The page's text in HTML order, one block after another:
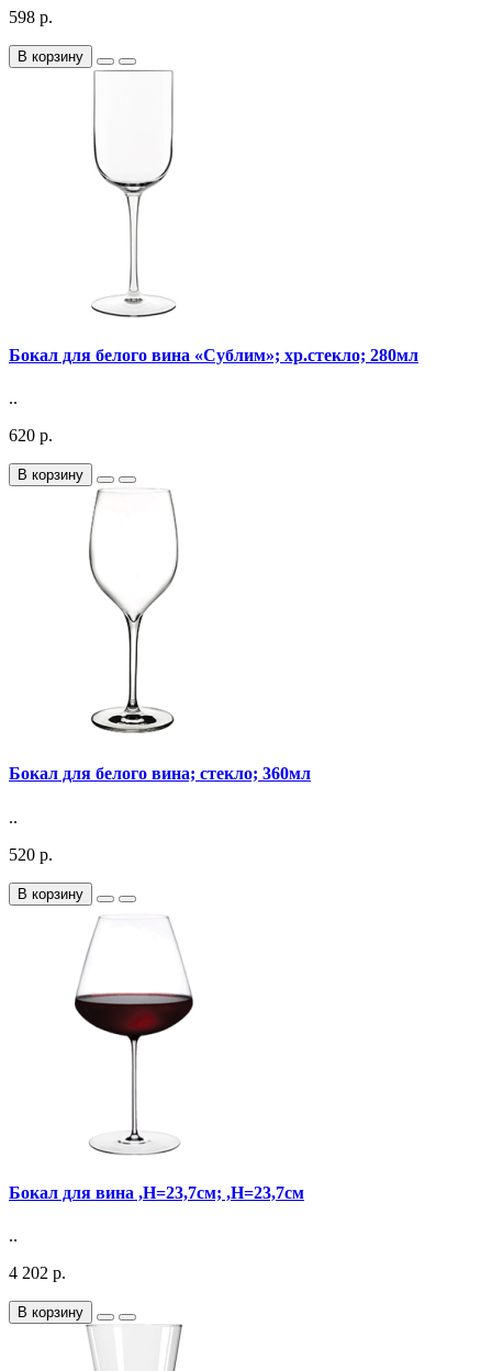
598 р.
В корзину
Бокал для белого вина «Сублим»; хр.стекло; 280мл
..
620 р.
В корзину
Бокал для белого вина; стекло; 360мл
..
520 р.
В корзину
Бокал для вина ,H=23,7см; ,H=23,7см
..
4 202 р.
В корзину